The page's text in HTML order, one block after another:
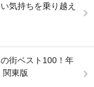
気持ちを乗り越え
街ベスト100！年
関東版